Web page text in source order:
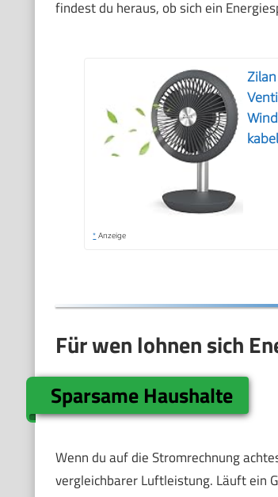
findest du heraus, ob sich ein
* Anzeige
Für wen lohnen sich
Sparsame Haushalte
Wenn du auf die Stromrechnung
vergleichbarer Luftleistung. Läuft ein